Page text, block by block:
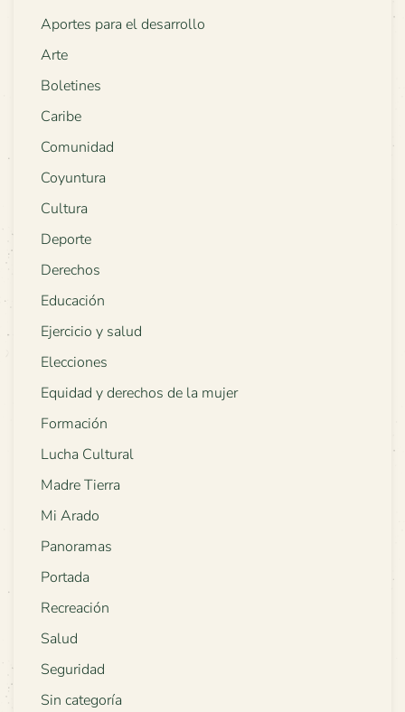
Aportes para el desarrollo
Arte
Boletines
Caribe
Comunidad
Coyuntura
Cultura
Deporte
Derechos
Educación
Ejercicio y salud
Elecciones
Equidad y derechos de la mujer
Formación
Lucha Cultural
Madre Tierra
Mi Arado
Panoramas
Portada
Recreación
Salud
Seguridad
Sin categoría